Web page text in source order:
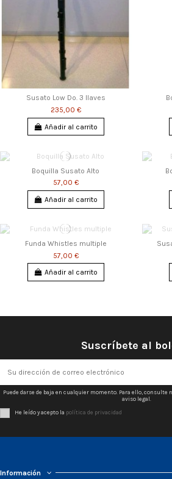
Susato Low Do. 3 llaves
235,00 €
Añadir al carrito
Boquilla Susato Alto
57,00 €
Añadir al carrito
Funda Whistles multiple
57,00 €
Añadir al carrito
Suscríbete al
Puede darse de baja en cualquier momento. Para ello,
aviso legal.
He leído y acepto la política de privacidad
Información